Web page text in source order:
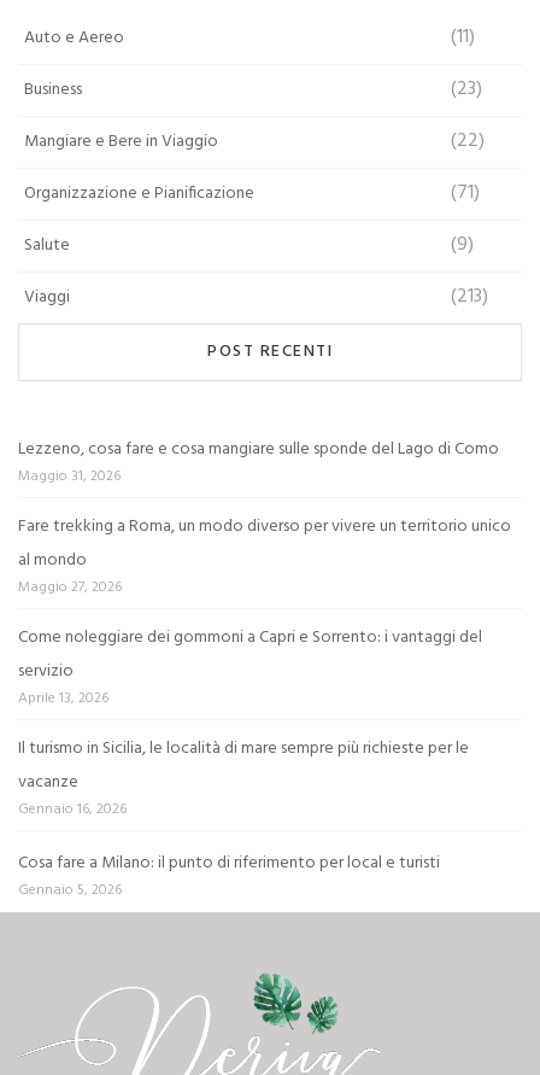
Auto e Aereo (11)
Business (23)
Mangiare e Bere in Viaggio (22)
Organizzazione e Pianificazione (71)
Salute (9)
Viaggi (213)
POST RECENTI
Lezzeno, cosa fare e cosa mangiare sulle sponde del Lago di Como
Maggio 31, 2026
Fare trekking a Roma, un modo diverso per vivere un territorio unico
al mondo
Maggio 27, 2026
Come noleggiare dei gommoni a Capri e Sorrento: i vantaggi del
servizio
Aprile 13, 2026
Il turismo in Sicilia, le località di mare sempre più richieste per le
vacanze
Gennaio 16, 2026
Cosa fare a Milano: il punto di riferimento per local e turisti
Gennaio 5, 2026